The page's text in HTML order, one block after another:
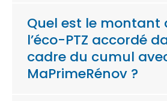
Quel est le montant
l’éco-PTZ accordé
cadre du cumul
MaPrimeRénov ?